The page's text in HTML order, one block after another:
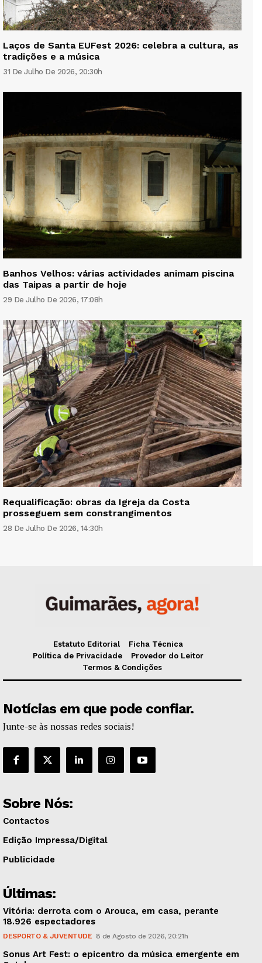
Laços de Santa EUFest 2026: celebra a cultura, as
tradições e a música
31 De Julho De 2026, 20:30h
Banhos Velhos: várias actividades animam piscina
das Taipas a partir de hoje
29 De Julho De 2026, 17:08h
Requalificação: obras da Igreja da Costa
prosseguem sem constrangimentos
28 De Julho De 2026, 14:30h
Estatuto Editorial
Ficha Técnica
Política de Privacidade
Provedor do Leitor
Termos & Condições
Notícias em que pode confiar.
Junte-se às nossas redes sociais!
Sobre Nós:
Contactos
Edição Impressa/Digital
Publicidade
Últimas:
Vitória: derrota com o Arouca, em casa, perante
18.926 espectadores
DESPORTO & JUVENTUDE 8 de Agosto de 2026, 20:21h
Sonus Art Fest: o epicentro da música emergente em